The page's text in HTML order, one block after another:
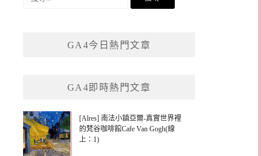
GA4今日熱門文章
GA4即時熱門文章
[Alres] 南法小鎮亞爾-真實世界裡
的梵谷咖啡館Cafe Van Gogh(線
上：1)